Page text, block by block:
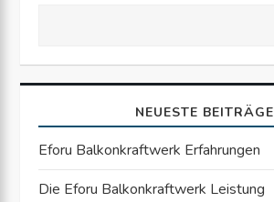
s
n
a
NEUESTE BEITRÄGE
Eforu Balkonkraftwerk Erfahrungen
Die Eforu Balkonkraftwerk Leistung